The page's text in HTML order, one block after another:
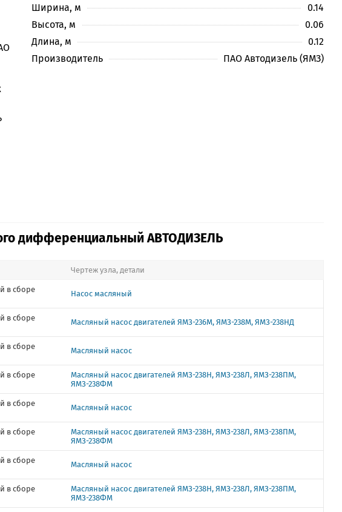
Ширина, м
0.14
Высота, м
0.06
Длина, м
0.12
Производитель
ПАО Автодизель (ЯМЗ)
дифференциальный АВТОДИЗЕЛЬ
Чертеж узла, детали
в сборе
Насос масляный
в сборе
Масляный насос двигателей ЯМЗ-236М, ЯМЗ-238М, ЯМЗ-238НД
в сборе
Масляный насос
в сборе
Масляный насос двигателей ЯМЗ-238Н, ЯМЗ-238Л, ЯМЗ-238ПМ,
ЯМЗ-238ФМ
в сборе
Масляный насос
в сборе
Масляный насос двигателей ЯМЗ-238Н, ЯМЗ-238Л, ЯМЗ-238ПМ,
ЯМЗ-238ФМ
в сборе
Масляный насос
в сборе
Масляный насос двигателей ЯМЗ-238Н, ЯМЗ-238Л, ЯМЗ-238ПМ,
ЯМЗ-238ФМ